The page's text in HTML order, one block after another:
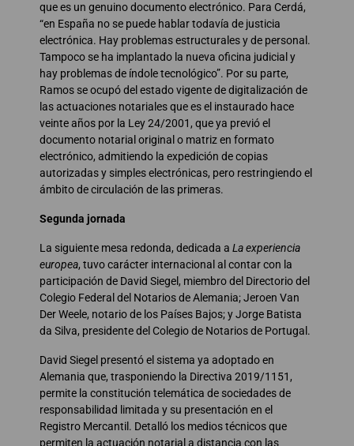
que es un genuino documento electrónico. Para Cerdá,
“en España no se puede hablar todavía de justicia
electrónica. Hay problemas estructurales y de personal.
Tampoco se ha implantado la nueva oficina judicial y
hay problemas de índole tecnológico”. Por su parte,
Ramos se ocupó del estado vigente de digitalización de
las actuaciones notariales que es el instaurado hace
veinte años por la Ley 24/2001, que ya previó el
documento notarial original o matriz en formato
electrónico, admitiendo la expedición de copias
autorizadas y simples electrónicas, pero restringiendo el
ámbito de circulación de las primeras.
Segunda jornada
La siguiente mesa redonda, dedicada a La experiencia
europea, tuvo carácter internacional al contar con la
participación de David Siegel, miembro del Directorio del
Colegio Federal del Notarios de Alemania; Jeroen Van
Der Weele, notario de los Países Bajos; y Jorge Batista
da Silva, presidente del Colegio de Notarios de Portugal.
David Siegel presentó el sistema ya adoptado en
Alemania que, trasponiendo la Directiva 2019/1151,
permite la constitución telemática de sociedades de
responsabilidad limitada y su presentación en el
Registro Mercantil. Detalló los medios técnicos que
permiten la actuación notarial a distancia con las